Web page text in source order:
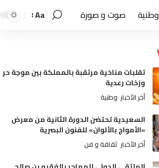
وطنية صوت و صورة Aa
تقلبات مناخية مرتقبة بالمملكة بين موجة حر
وزخات رعدية
أخر الأخبار وطنية
السعيدية تحتضن الدورة الثانية من معرض
«الأمواج بالألوان» للفنون البصرية
أخر الأخبار ثقافة و فن